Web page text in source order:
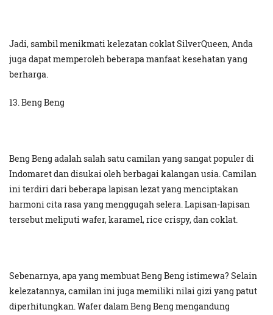
Jadi, sambil menikmati kelezatan coklat SilverQueen, Anda
juga dapat memperoleh beberapa manfaat kesehatan yang
berharga.
13. Beng Beng
Beng Beng adalah salah satu camilan yang sangat populer di
Indomaret dan disukai oleh berbagai kalangan usia. Camilan
ini terdiri dari beberapa lapisan lezat yang menciptakan
harmoni cita rasa yang menggugah selera. Lapisan-lapisan
tersebut meliputi wafer, karamel, rice crispy, dan coklat.
Sebenarnya, apa yang membuat Beng Beng istimewa? Selain
kelezatannya, camilan ini juga memiliki nilai gizi yang patut
diperhitungkan. Wafer dalam Beng Beng mengandung